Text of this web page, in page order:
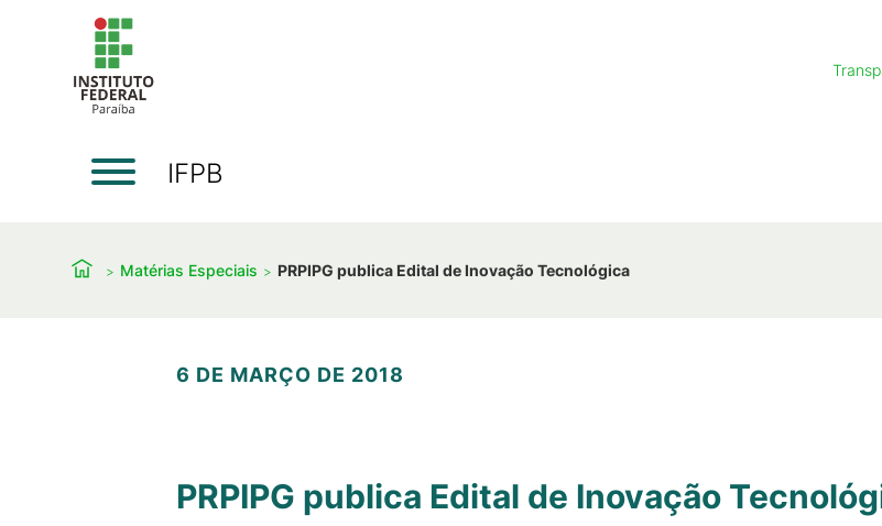
IFPB
Matérias Especiais PRPIPG publica Edital de Inovação Tecnológica
6 DE MARÇO DE 2018
PRPIPG publica Edital de Inovação